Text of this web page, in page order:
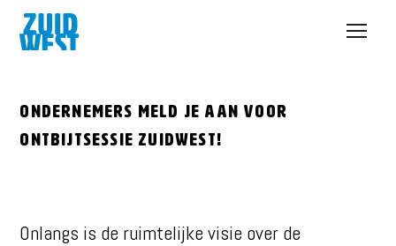
Open
Ondernemers meld je aan voor
Ontbijtsessie Zuidwest!
Onlangs is de ruimtelijke visie over de